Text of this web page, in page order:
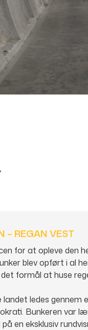
– REGAN VEST
for at opleve den
blev opført i al
formål at huse
landet ledes gennem
Bunkeren var
på en eksklusiv